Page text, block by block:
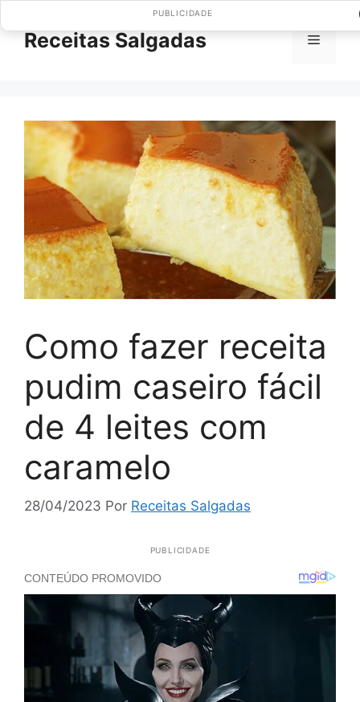
paraReceitas Salgadas Menu
Como fazer receita
pudim caseiro fácil
de 4 leites com
caramelo
28/04/2023 Por Receitas Salgadas
PUBLICIDADE
PUBLICIDADE